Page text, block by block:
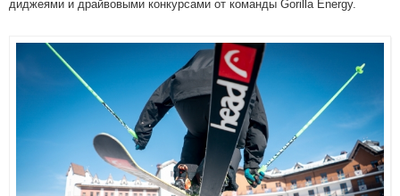
диджеями и драйвовыми конкурсами от команды Gorilla Energy.